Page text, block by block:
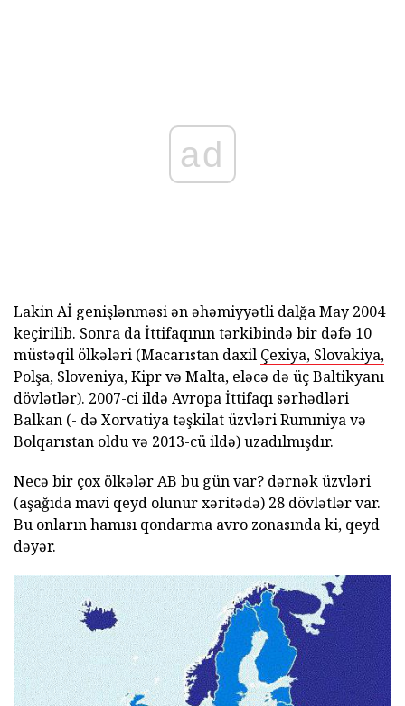
ad
Lakin Aİ genişlənməsi ən əhəmiyyətli dalğa May 2004
keçirilib. Sonra da İttifaqının tərkibində bir dəfə 10
müstəqil ölkələri (Macarıstan daxil Çexiya, Slovakiya,
Polşa, Sloveniya, Kipr və Malta, eləcə də üç Baltikyanı
dövlətlər). 2007-ci ildə Avropa İttifaqı sərhədləri
Balkan (- də Xorvatiya təşkilat üzvləri Rumıniya və
Bolqarıstan oldu və 2013-cü ildə) uzadılmışdır.
Necə bir çox ölkələr AB bu gün var? dərnək üzvləri
(aşağıda mavi qeyd olunur xəritədə) 28 dövlətlər var.
Bu onların hamısı qondarma avro zonasında ki, qeyd
dəyər.